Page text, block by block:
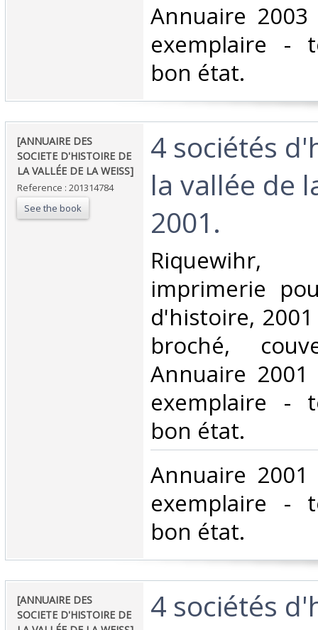
‎Annuaire
exemplaire -
bon état.‎
‎[ANNUAIRE DES
SOCIETE D'HISTOIRE DE
LA VALLÉE DE LA WEISS]‎
Reference : 201314784
See the book
‎4 sociétés
la vallée de
2001. ‎
imprimerie
d'histoire,
broché,
Annuaire
exemplaire -
bon état.‎
‎Annuaire
exemplaire -
bon état.‎
‎[ANNUAIRE DES
SOCIETE D'HISTOIRE DE
‎4 sociétés